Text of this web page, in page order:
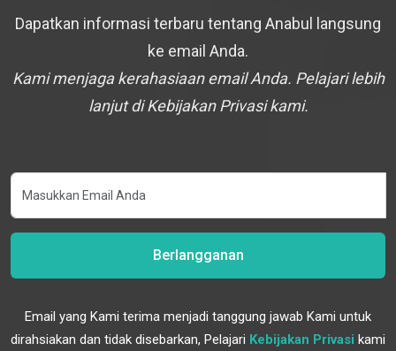
Dapatkan informasi terbaru tentang Anabul langsung
ke email Anda.
Kami menjaga kerahasiaan email Anda. Pelajari lebih
lanjut di Kebijakan Privasi kami.
Berlangganan
Email yang Kami terima menjadi tanggung jawab Kami untuk
dirahsiakan dan tidak disebarkan, Pelajari Kebijakan Privasi kami